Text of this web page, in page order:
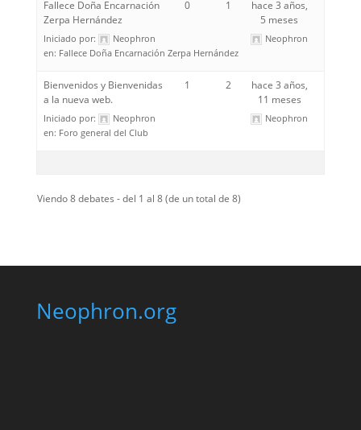
Fallece Doña Encarnación
Zerpa Hernández
Iniciado por:
Neophron
en: Fallece Doña Encarnación Zerpa Hernández
0 1
hace 3 años,
5 meses
Neophron
Bienvenidos y Bienvenidas
a la nueva web.
Iniciado por:
Neophron
en: Foro general del Club
1 2
hace 3 años,
11 meses
Neophron
Viendo 8 debates - del 1 al 8 (de un total de 8)
Neophron.org